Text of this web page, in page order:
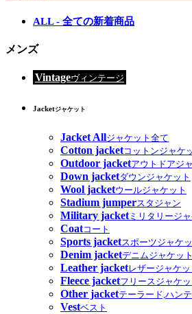
ALL - 全ての新着商品
メンズ
Vintageヴィンテージ
Jacketジャケット
Jacket Allジャケット全て
Cotton jacketコットンジャケ
Outdoor jacketアウトドアジ
Down jacketダウンジャケット
Wool jacketウールジャケット
Stadium jumperスタジャン
Military jacketミリタリージャ
Coatコート
Sports jacketスポーツジャケ
Denim jacketデニムジャケット
Leather jacketレザージャケッ
Fleece jacketフリースジャケッ
Other jacketテーラード,ハン
Vestベスト